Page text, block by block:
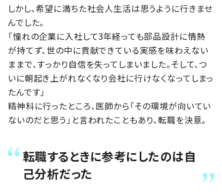
しかし、希望に満ちた社会人生活は思うように行きませ
んでした。
「憧れの企業に入社して3年経っても部品設計に情熱
が持てず、世の中に貢献できている実感を味わえない
ままで、すっかり自信を失ってしまいました。そして、つ
いに朝起き上がれなくなり会社に行けなくなってしまっ
たんです」
精神科に行ったところ、医師から「その環境が向いてい
ないのだと思う」と言われたこともあり、転職を決意。
転職するときに参考にしたのは自
己分析だった